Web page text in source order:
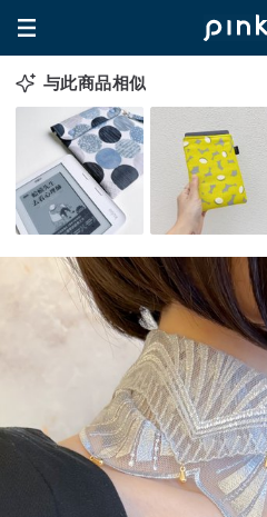
与此商品相似